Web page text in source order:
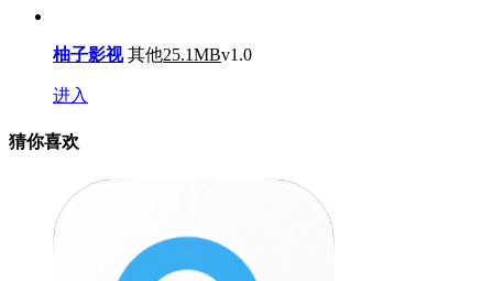
柚子影视 其他25.1MBv1.0
进入
猜你喜欢